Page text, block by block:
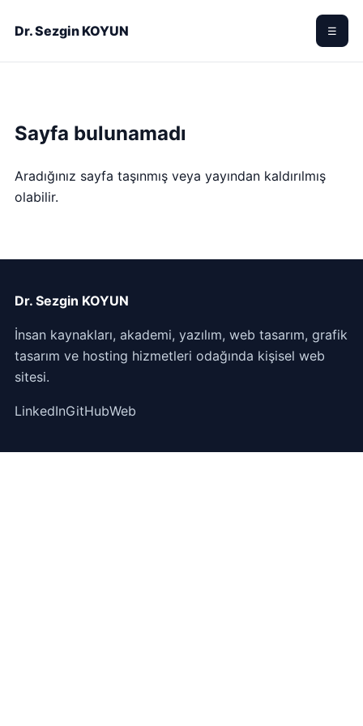
Dr. Sezgin KOYUN ☰
Sayfa bulunamadı
Aradığınız sayfa taşınmış veya yayından kaldırılmış
olabilir.
Dr. Sezgin KOYUN
İnsan kaynakları, akademi, yazılım, web tasarım, grafik
tasarım ve hosting hizmetleri odağında kişisel web
sitesi.
LinkedInGitHubWeb